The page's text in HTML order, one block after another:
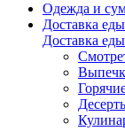
Одежда и
Доставка
Доставка